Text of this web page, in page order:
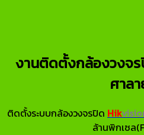
งานติดตั้งกล้องวงจ
ศาล
ติดตั้งระบบกล้องวงจรปิด Hik
ล้านพิกเซล